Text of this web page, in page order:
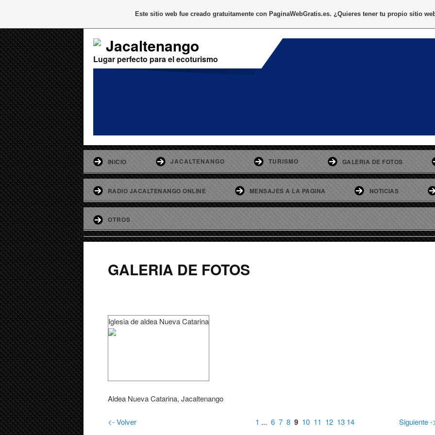
Jacaltenango
Lugar perfecto para el ecoturismo
INICIO JACALTENANGO TURISMO GALERIA DE FOTOS
RADIO JACALTENANGO ONLINE MENSAJES A LA PAGINA NOTICIAS
OTROS
GALERIA DE FOTOS
Iglesia de aldea Nueva Catarina
Aldea Nueva Catarina, Jacaltenango
<- Volver 1 ... 6 7 8 9 10 11 12 13 14 Siguiente -
Este sitio web fue creado gratuitamente con PaginaWebGratis.es. ¿Quieres tener tu propio sitio